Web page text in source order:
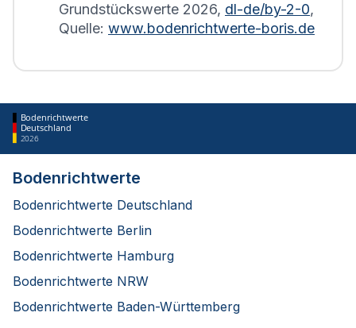
Grundstückswerte 2026, dl-de/by-2-0,
Quelle: www.bodenrichtwerte-boris.de
Bodenrichtwerte
Deutschland
2026
Bodenrichtwerte
Bodenrichtwerte Deutschland
Bodenrichtwerte Berlin
Bodenrichtwerte Hamburg
Bodenrichtwerte NRW
Bodenrichtwerte Baden-Württemberg